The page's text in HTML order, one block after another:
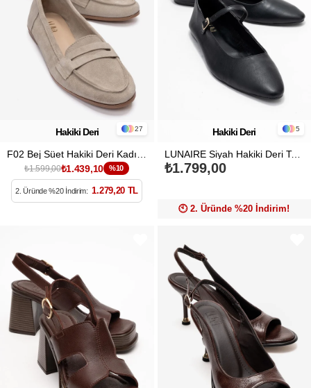
27
₺1.599,00₺1.439,10 %10
2. Üründe %20 İndirim: 1.279,20 TL
Hakiki Deri 5
LUNAIRE Siyah Hakiki Deri Tek Bantlı Sivri Burun Kadın Babet Ayakkabı
₺1.799,00
🕙️ 2. Üründe %20 İndirim!
Hakiki Deri